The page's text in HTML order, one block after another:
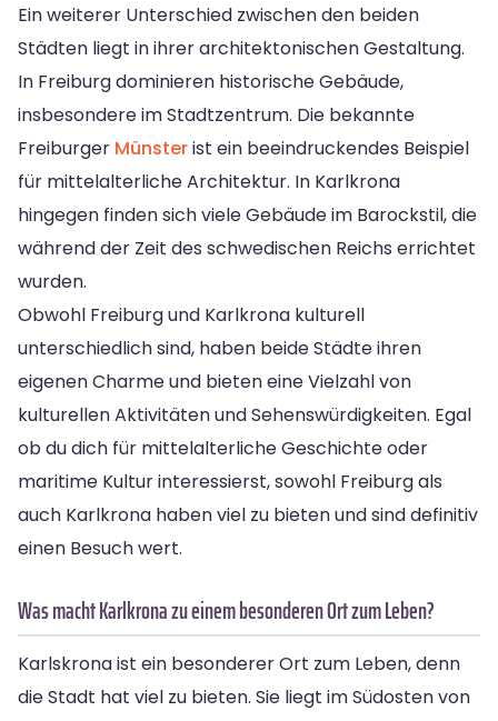
Ein weiterer Unterschied zwischen den beiden
Städten liegt in ihrer architektonischen Gestaltung.
In Freiburg dominieren historische Gebäude,
insbesondere im Stadtzentrum. Die bekannte
Freiburger Münsterist ein beeindruckendes Beispiel
für mittelalterliche Architektur. In Karlkrona
hingegen finden sich viele Gebäude im Barockstil, die
während der Zeit des schwedischen Reichs errichtet
wurden.
Obwohl Freiburg und Karlkrona kulturell
unterschiedlich sind, haben beide Städte ihren
eigenen Charme und bieten eine Vielzahl von
kulturellen Aktivitäten und Sehenswürdigkeiten. Egal
ob du dich für mittelalterliche Geschichte oder
maritime Kultur interessierst, sowohl Freiburg als
auch Karlkrona haben viel zu bieten und sind definitiv
einen Besuch wert.
Was macht Karlkrona zu einem besonderen Ort zum Leben?
Karlskrona ist ein besonderer Ort zum Leben, denn
die Stadt hat viel zu bieten. Sie liegt im Südosten von